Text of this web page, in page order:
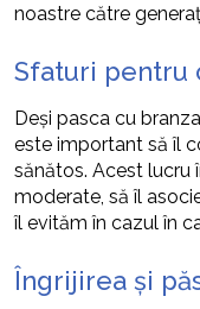
noastre către
Sfaturi pentru
Deși pasca cu
este important să îl
sănătos. Acest lucru
moderate, să îl
îl evităm în cazul în
Îngrijirea și